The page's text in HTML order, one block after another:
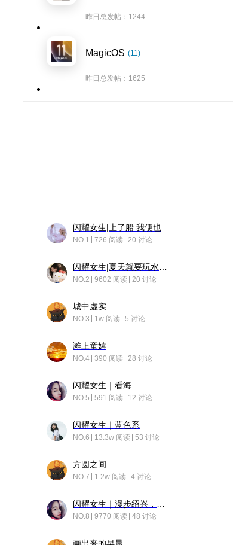
昨日总发帖：1244
MagicOS (11)
昨日总发帖：1625
NO.1 726 阅读 20 讨论
NO.2 9602 阅读 20 讨论
城中虚实
NO.3 1w 阅读 5 讨论
滩上童嬉
NO.4 390 阅读 28 讨论
闪耀女生｜看海
NO.5 591 阅读 12 讨论
闪耀女生｜蓝色系
NO.6 13.3w 阅读 53 讨论
方圆之间
NO.7 1.2w 阅读 4 讨论
NO.8 9770 阅读 48 讨论